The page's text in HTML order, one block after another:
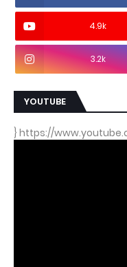
4.9k
3.2k
YOUTUBE
} https://